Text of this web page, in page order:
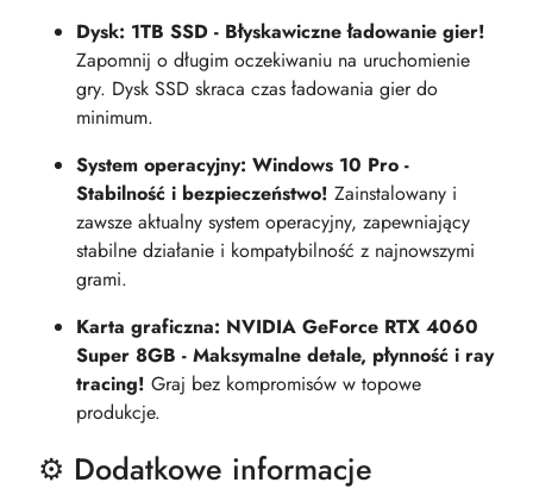
Dysk: 1TB SSD - Błyskawiczne ładowanie gier!
Zapomnij o długim oczekiwaniu na uruchomienie
gry. Dysk SSD skraca czas ładowania gier do
minimum.
System operacyjny: Windows 10 Pro -
Stabilność i bezpieczeństwo! Zainstalowany i
zawsze aktualny system operacyjny, zapewniający
stabilne działanie i kompatybilność z najnowszymi
grami.
Karta graficzna: NVIDIA GeForce RTX 4060
Super 8GB - Maksymalne detale, płynność i ray
tracing! Graj bez kompromisów w topowe
produkcje.
⚙️ Dodatkowe informacje